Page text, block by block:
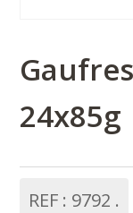
24x85g
REF : 9792